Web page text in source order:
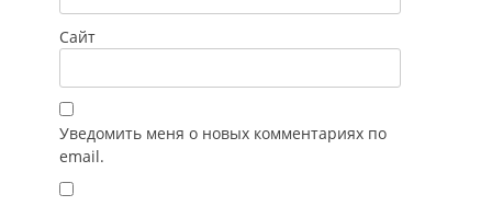
Сайт
Уведомить меня о новых комментариях по
email.